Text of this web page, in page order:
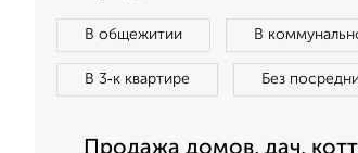
В общежитии В
В 3‑к квартире Без
Продажа домов, дач,